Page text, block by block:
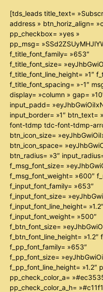
[tds_leads title_text=
address » btn_horiz_align=
pp_checkbox= »yes »
pp_msg=
f_title_font_family= »653″
f_title_font_size=
f_title_font_line_height= »1″
f_title_font_spacing= »-1″
display= »column » gap=
input_padd=
input_border= »1″
font-tdmp tdc-font-tdmp-
btn_icon_size=
btn_icon_space=
btn_radius= »3″
f_msg_font_size=
f_msg_font_weight= »600″
f_input_font_family= »653″
f_input_font_size=
f_input_font_line_height=
f_input_font_weight= »500″
f_btn_font_size=
f_btn_font_line_height=
f_pp_font_family= »653″
f_pp_font_size=
f_pp_font_line_height=
pp_check_color_a=
pp_check_color_a_h=